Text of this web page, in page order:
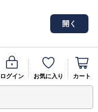
開く
ログイン お気に入り カート